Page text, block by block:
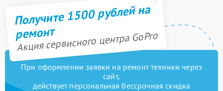
Получите 1500 рублей на
ремонт
Акция сервисного центра GoPro
При оформлении заявки на ремонт техники через
сайт,
действует персональная бессрочная скидка